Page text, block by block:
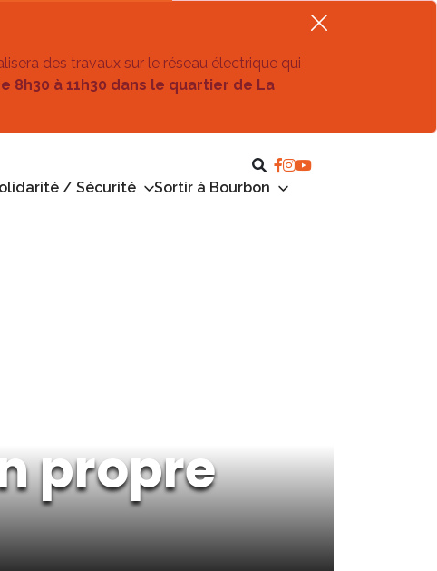
des travaux sur le réseau électrique qui
8h30 à 11h30 dans le quartier de La
/ Sécurité
Sortir à Bourbon
propre